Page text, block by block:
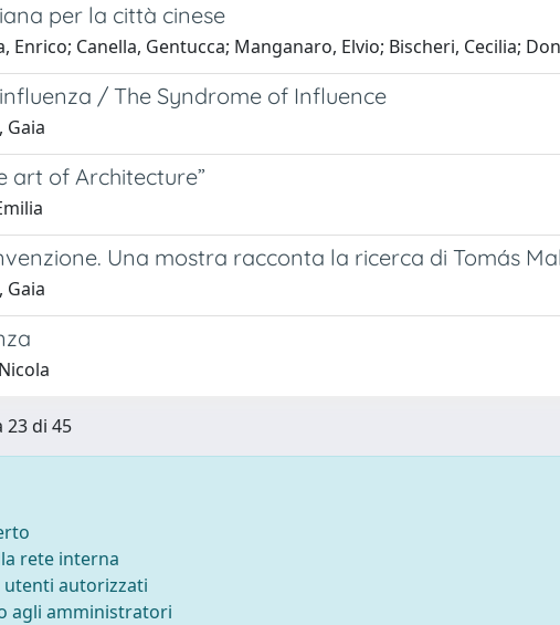
per la città cinese
Enrico; Canella, Gentucca; Manganaro, Elvio; Bischeri, Cecilia;
/ The Syndrome of Influence
Gaia
art of Architecture”
Una mostra racconta la ricerca di Tomás
Gaia
di 45
rete interna
autorizzati
agli amministratori